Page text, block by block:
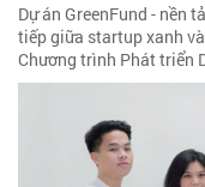
Dự án GreenFund - nền
tiếp giữa startup xanh
Chương trình Phát triển